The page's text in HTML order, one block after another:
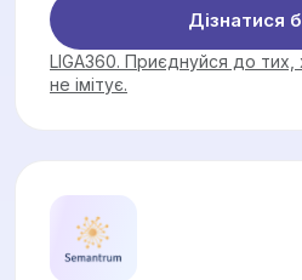
Дізнатися
LIGA360. Приєднуйся до
не імітує.